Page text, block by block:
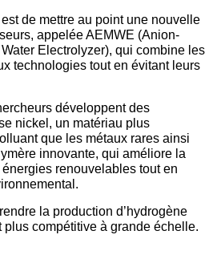
de mettre au point une nouvelle
appelée AEMWE (Anion-
Electrolyzer), qui combine les
technologies tout en évitant leurs
développent des
nickel, un matériau plus
que les métaux rares ainsi
innovante, qui améliore la
renouvelables tout en
la production d’hydrogène
plus compétitive à grande échelle.